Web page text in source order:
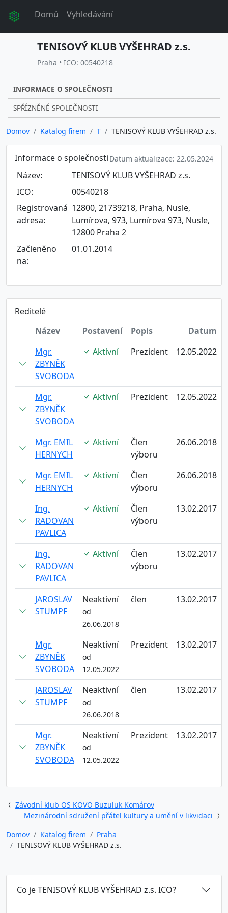
Domů Vyhledávání
TENISOVÝ KLUB VYŠEHRAD z.s.
Praha • ICO: 00540218
INFORMACE O SPOLEČNOSTI
SPŘÍZNĚNÉ SPOLEČNOSTI
Domov Katalog firem T TENISOVÝ KLUB VYŠEHRAD z.s.
Informace o společnosti Datum aktualizace: 22.05.2024
Název:
TENISOVÝ KLUB VYŠEHRAD z.s.
ICO:
00540218
Registrovaná
adresa:
12800, 21739218, Praha, Nusle,
Lumírova, 973, Lumírova 973, Nusle,
12800 Praha 2
Začleněno
na:
01.01.2014
Reditelé
Název
Postavení Popis
Datum
Mgr.
ZBYNĚK
SVOBODA
Aktivní Prezident 12.05.2022
Mgr.
ZBYNĚK
SVOBODA
Aktivní Prezident 12.05.2022
Mgr. EMIL
HERNYCH
Aktivní
Člen
výboru
26.06.2018
Mgr. EMIL
HERNYCH
Aktivní
Člen
výboru
26.06.2018
Ing.
RADOVAN
PAVLICA
Aktivní
Člen
výboru
13.02.2017
Ing.
RADOVAN
PAVLICA
Aktivní
Člen
výboru
13.02.2017
JAROSLAV
STUMPF
Neaktivní
od
26.06.2018
člen 13.02.2017
Mgr.
ZBYNĚK
SVOBODA
Neaktivní
od
12.05.2022
Prezident 13.02.2017
JAROSLAV
STUMPF
Neaktivní
od
26.06.2018
člen 13.02.2017
Mgr.
ZBYNĚK
SVOBODA
Neaktivní
od
12.05.2022
Prezident 13.02.2017
Závodní klub OS KOVO Buzuluk Komárov
Mezinárodní sdružení přátel kultury a umění v likvidaci
Domov
Katalog firem
Praha
TENISOVÝ KLUB VYŠEHRAD z.s.
Co je TENISOVÝ KLUB VYŠEHRAD z.s. ICO?